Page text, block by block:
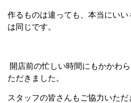
作るものは違っても、本当にい
は同じです。
開店前の忙しい時間にもかかわ
ただきました。
スタッフの皆さんもご協力いた